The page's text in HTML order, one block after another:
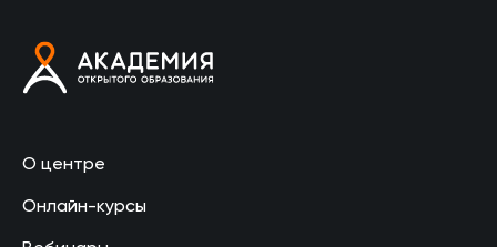
О центре
Онлайн-курсы